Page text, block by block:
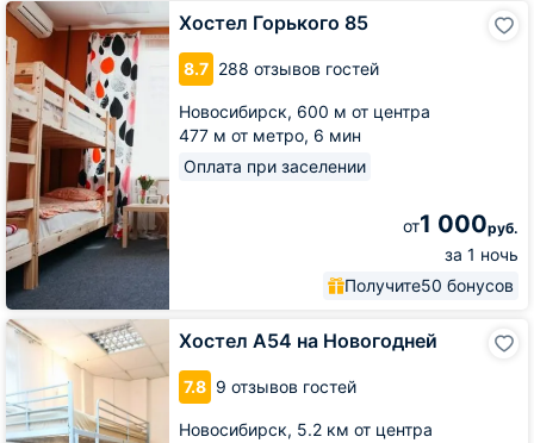
Хостел Горького 85
8.7 288 отзывов гостей
Новосибирск, 600 м от центра
477 м от метро, 6 мин
Оплата при заселении
от1 000руб.
за 1 ночь
Получите50 бонусов
Хостел
Горького
85
Хостел А54 на Новогодней
7.8 9 отзывов гостей
Новосибирск, 5.2 км от центра
Хостел
А54
Новогодней